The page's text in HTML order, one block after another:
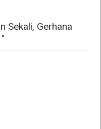
Sekali, Gerhana